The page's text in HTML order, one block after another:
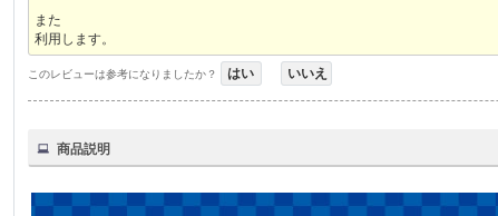
また
利用します。
このレビューは参考になりましたか？ はい いいえ
商品説明